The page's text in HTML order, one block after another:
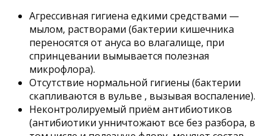
Агрессивная гигиена едкими средствами —
мылом, растворами (бактерии кишечника
переносятся от ануса во влагалище, при
спринцевании вымывается полезная
микрофлора).
Отсутствие нормальной гигиены (бактерии
скапливаются в вульве , вызывая воспаление).
Неконтролируемый приём антибиотиков
(антибиотики унничтожают все без разбора, в